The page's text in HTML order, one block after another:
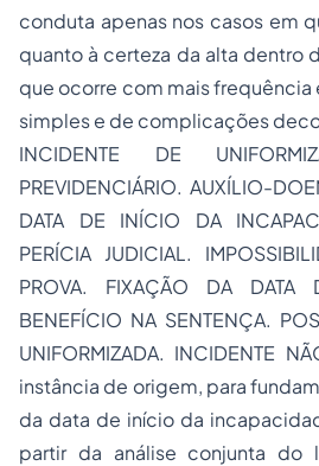
conduta apenas nos casos em
quanto à certeza da alta dentro
que ocorre com mais frequência
simples e de complicações
INCIDENTE DE
PREVIDENCIÁRIO. AUXÍLIO-
DATA DE INÍCIO DA
PERÍCIA JUDICIAL.
PROVA. FIXAÇÃO DA DATA
BENEFÍCIO NA SENTENÇA.
UNIFORMIZADA. INCIDENTE
instância de origem, para
da data de início da
partir da análise conjunta do